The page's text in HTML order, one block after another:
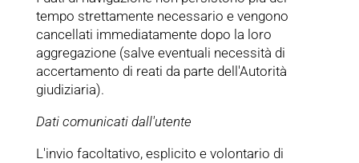
tempo strettamente necessario e vengono
cancellati immediatamente dopo la loro
aggregazione (salve eventuali necessità di
accertamento di reati da parte dell'Autorità
giudiziaria).
Dati comunicati dall'utente
L'invio facoltativo, esplicito e volontario di